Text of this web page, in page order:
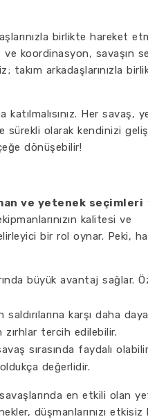
birlikte hareket
koordinasyon, savaşın
takım arkadaşlarınızla
katılmalısınız. Her savaş,
sürekli olarak kendinizi
dönüşebilir!
ve yetenek seçimleri
kalitesi ve
bir rol oynar. Peki,
büyük avantaj sağlar.
karşı daha
zırhlar tercih edilebilir.
sırasında faydalı
oldukça değerlidir.
en etkili olan
düşmanlarınızı etkisiz